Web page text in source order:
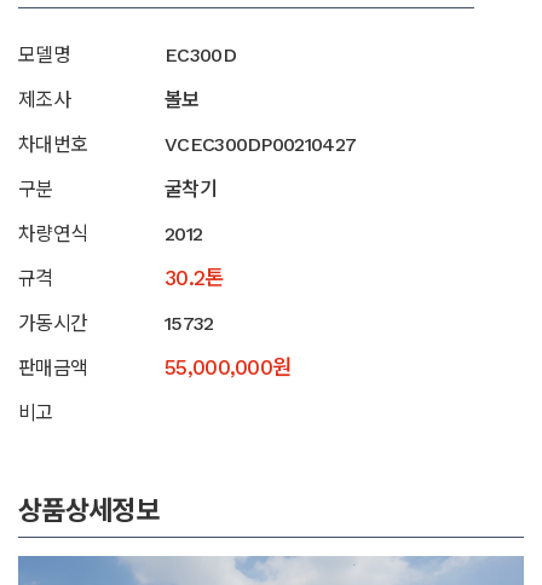
모델명
EC300D
제조사
볼보
차대번호
VCEC300DP00210427
구분
굴착기
차량연식
2012
규격
30.2톤
가동시간
15732
판매금액
55,000,000원
비고
상품상세정보